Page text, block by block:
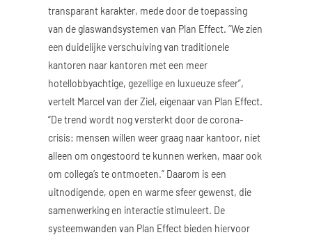
transparant karakter, mede door de toepassing
van de glaswandsystemen van Plan Effect. “We zien
een duidelijke verschuiving van traditionele
kantoren naar kantoren met een meer
hotellobbyachtige, gezellige en luxueuze sfeer”,
vertelt Marcel van der Ziel, eigenaar van Plan Effect.
“De trend wordt nog versterkt door de corona-
crisis: mensen willen weer graag naar kantoor, niet
alleen om ongestoord te kunnen werken, maar ook
om collega’s te ontmoeten.” Daarom is een
uitnodigende, open en warme sfeer gewenst, die
samenwerking en interactie stimuleert. De
systeemwanden van Plan Effect bieden hiervoor